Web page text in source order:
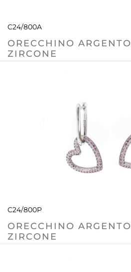
C24/800A
ORECCHINO ARGENTO
ZIRCONE
C24/800P
ORECCHINO ARGENTO
ZIRCONE